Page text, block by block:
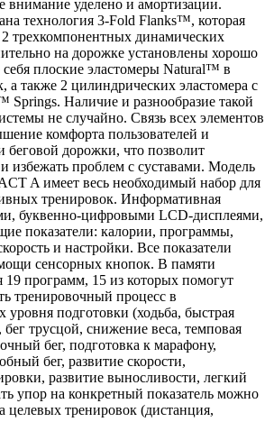
уделено и амортизации.
технология 3-Fold Flanks™, которая
2 трехкомпонентных динамических
на дорожке установлены хорошо
плоские эластомеры Natural™ в
а также 2 цилиндрических эластомера с
Наличие и разнообразие такой
не случайно. Связь всех элементов
комфорта пользователей и
беговой дорожки, что позволит
и избежать проблем с суставами. Модель
A имеет весь необходимый набор для
тренировок. Информативная
буквенно-цифровыми LCD-дисплеями,
показатели: калории, программы,
и настройки. Все показатели
сенсорных кнопок. В памяти
19 программ, 15 из которых помогут
тренировочный процесс в
уровня подготовки (ходьба, быстрая
бег трусцой, снижение веса, темповая
бег, подготовка к марафону,
бег, развитие скорости,
развитие выносливости, легкий
упор на конкретный показатель можно
тренировок (дистанция,